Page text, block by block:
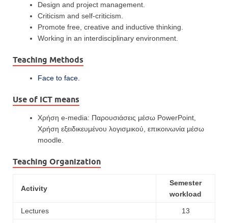
Design and project management.
Criticism and self-criticism.
Promote free, creative and inductive thinking.
Working in an interdisciplinary environment.
Teaching Methods
Face to face.
Use of ICT means
Χρήση e-media: Παρουσιάσεις μέσω PowerPoint,
Χρήση εξειδικευμένου λογισμικού, επικοινωνία μέσω
moodle.
Teaching Organization
Activity
Semester
workload
Lectures 13